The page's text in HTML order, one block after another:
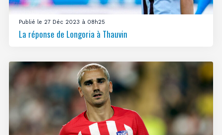
Publié le 27 Déc 2023 à 08h25
La réponse de Longoria à Thauvin